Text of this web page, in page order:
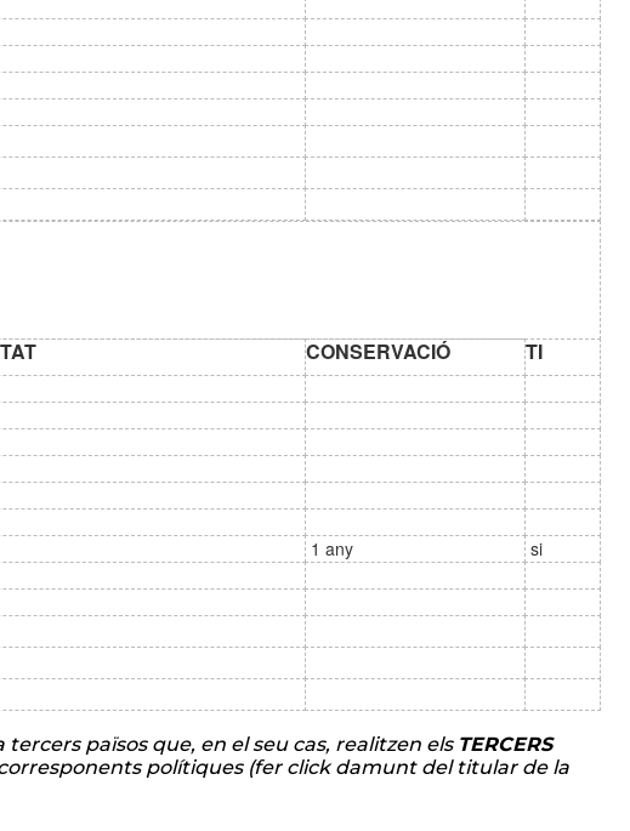
CONSERVACIÓ TI
1 any si
països que, en el seu cas, realitzen els TERCERS
polítiques (fer click damunt del titular de la